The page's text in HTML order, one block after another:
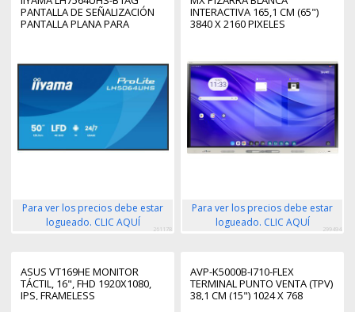
PANTALLA DE SEÑALIZACIÓN
PANTALLA PLANA PARA
Para ver los precios debe estar
logueado. CLIC AQUÍ
261178
INTERACTIVA 165,1 CM (65")
3840 X 2160 PIXELES
Para ver los precios debe estar
logueado. CLIC AQUÍ
299494
ASUS VT169HE MONITOR
TÁCTIL, 16", FHD 1920X1080,
IPS, FRAMELESS
AVP-K5000B-I710-FLEX
TERMINAL PUNTO VENTA (TPV)
38,1 CM (15") 1024 X 768